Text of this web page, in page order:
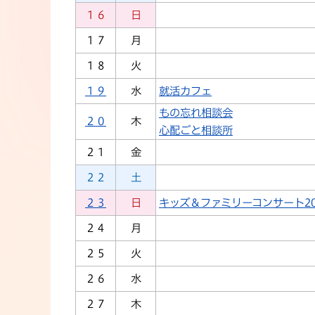
１６ 日
１７ 月
１８ 火
１９ 水 就活カフェ
２０ 木
もの忘れ相談会
心配ごと相談所
２１
金
２２ 土
２３ 日 キッズ＆ファミリーコンサート
２４ 月
２５ 火
２６ 水
２７ 木